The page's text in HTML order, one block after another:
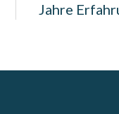
Jahre